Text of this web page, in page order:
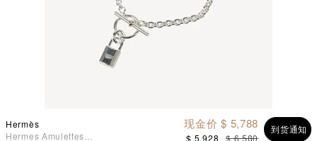
Hermès
Hermes Amulettes
到货通知
现金价 $ 5,788
$ 5,928 $ 6,580